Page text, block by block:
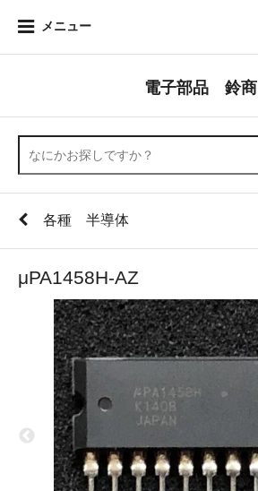
メニュー
電子部品 鈴商
各種 半導体
μPA1458H-AZ